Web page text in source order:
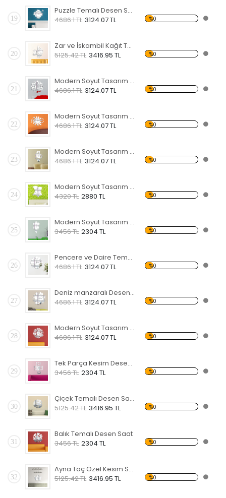
19
Puzzle Temalı Desen Saat
4686.1 TL 3124.07 TL %0
20
Zar ve İskambil Kağıt Temalı Desen Saat
5125.42 TL 3416.95 TL %0
21
Modern Soyut Tasarım 5 Temalı Desen Saat
4686.1 TL 3124.07 TL %0
22
Modern Soyut Tasarım 4 Temalı Desen Saat
4686.1 TL 3124.07 TL %0
23
Modern Soyut Tasarım 3 Temalı Desen Saat
4686.1 TL 3124.07 TL %0
24
Modern Soyut Tasarım 2 Temalı Desen Saat
4320 TL 2880 TL %0
25
Modern Soyut Tasarım 1 Temalı Desen Saat
3456 TL 2304 TL %0
26
Pencere ve Daire Temalı Desen Saat
4686.1 TL 3124.07 TL %0
27
Deniz manzaralı Desen Saat
4686.1 TL 3124.07 TL %0
28
Modern Soyut Tasarım 13 Temalı Desen Saat
4686.1 TL 3124.07 TL %0
29
Tek Parça Kesim Desen Saat
3456 TL 2304 TL %0
30
Çiçek Temalı Desen Saat
5125.42 TL 3416.95 TL %0
31
Balık Temalı Desen Saat
3456 TL 2304 TL %0
32
Ayna Taç Özel Kesim Saat
5125.42 TL 3416.95 TL %0